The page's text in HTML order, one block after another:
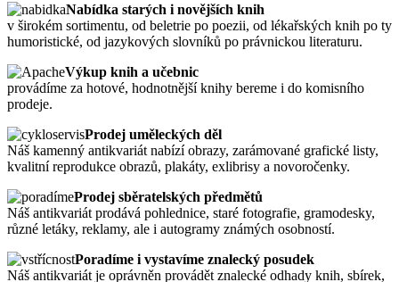
Nabídka starých i novějších knih
v širokém sortimentu, od beletrie po poezii, od lékařských knih po ty
humoristické, od jazykových slovníků po právnickou literaturu.
Výkup knih a učebnic
provádíme za hotové, hodnotnější knihy bereme i do komisního
prodeje.
Prodej uměleckých děl
Náš kamenný antikvariát nabízí obrazy, zarámované grafické listy,
kvalitní reprodukce obrazů, plakáty, exlibrisy a novoročenky.
Prodej sběratelských předmětů
Náš antikvariát prodává pohlednice, staré fotografie, gramodesky,
různé letáky, reklamy, ale i autogramy známých osobností.
Poradíme i vystavíme znalecký posudek
Náš antikvariát je oprávněn provádět znalecké odhady knih, sbírek,